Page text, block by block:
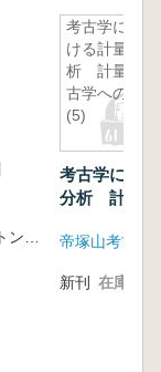
クリーブ・オルトン著 小沢一雅 及川昭文 訳
考古学にお
ける計量分
析 計量考
古学への道
(5)
考古学にお
分析 計量考
帝塚山考古学
新刊 在庫なし